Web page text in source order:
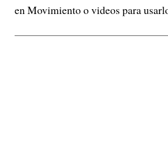
en Movimiento o videos para